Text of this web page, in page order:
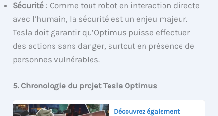
Sécurité : Comme tout robot en interaction directe
avec l’humain, la sécurité est un enjeu majeur.
Tesla doit garantir qu’Optimus puisse effectuer
des actions sans danger, surtout en présence de
personnes vulnérables.
5. Chronologie du projet Tesla Optimus
Découvrez également